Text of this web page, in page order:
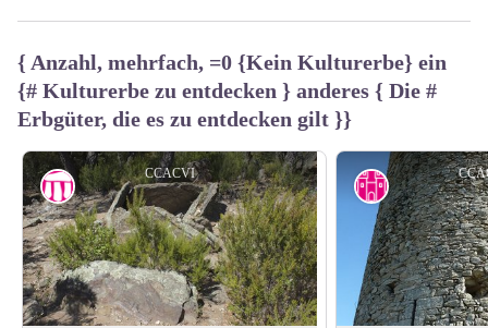
{ Anzahl, mehrfach, =0 {Kein Kulturerbe} ein
{# Kulturerbe zu entdecken } anderes { Die #
Erbgüter, die es zu entdecken gilt }}
CCACVI